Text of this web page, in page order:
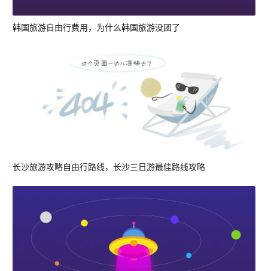
韩国旅游自由行费用，为什么韩国旅游没团了
长沙旅游攻略自由行路线，长沙三日游最佳路线攻略